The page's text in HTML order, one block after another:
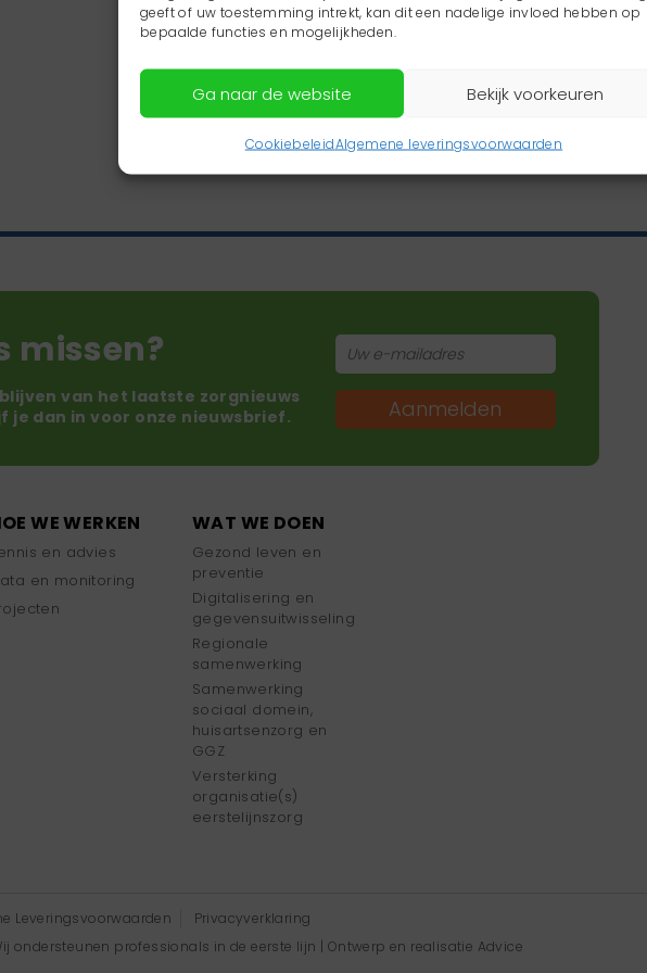
geeft of uw toestemming intrekt, kan dit een nadelige invloed hebben op
bepaalde functies en mogelijkheden.
Ga naar de website Bekijk voorkeuren
CookiebeleidAlgemene leveringsvoorwaarden
missen?
van het laatste zorgnieuws
je dan in voor onze nieuwsbrief.
Aanmelden
WE WERKEN
en advies
en monitoring
WAT WE DOEN
Gezond leven en
preventie
Digitalisering en
gegevensuitwisseling
Regionale
samenwerking
Samenwerking
sociaal domein,
huisartsenzorg en
GGZ
Versterking
organisatie(s)
eerstelijnszorg
Leveringsvoorwaarden
Privacyverklaring
ondersteunen professionals in de eerste lijn | Ontwerp en realisatie Advice